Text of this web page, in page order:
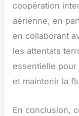
coopération
aérienne, en
en collaborant
les attentats
essentielle
et maintenir la
En conclusion,